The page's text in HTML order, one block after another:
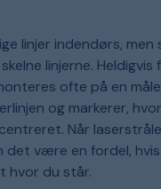
linjer indendørs,
linjerne.
ofte på en
og markerer,
Når
det være en fordel,
hvor du står.